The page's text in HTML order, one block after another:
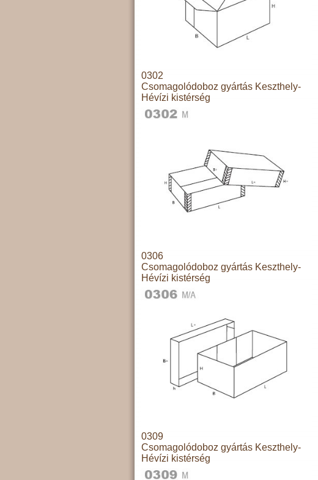
0302
Csomagolódoboz gyártás Keszthely-
Hévízi kistérség
0306
Csomagolódoboz gyártás Keszthely-
Hévízi kistérség
0309
Csomagolódoboz gyártás Keszthely-
Hévízi kistérség